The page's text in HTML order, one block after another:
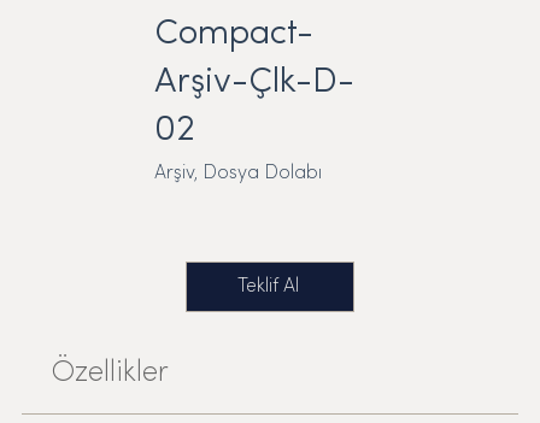
Compact-
Arşiv-Çlk-D-
02
Arşiv, Dosya Dolabı
Teklif Al
Özellikler